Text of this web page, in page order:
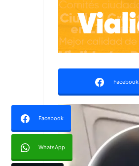
Facebook
Facebook
WhatsApp